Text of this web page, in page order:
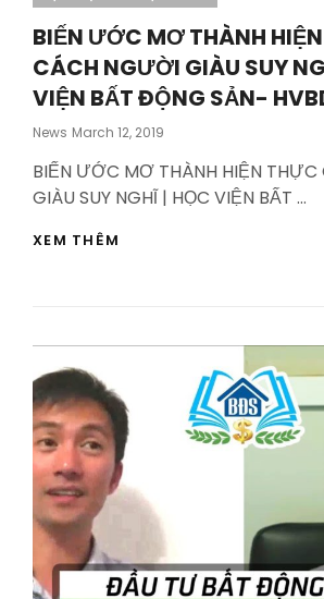
BIẾN ƯỚC MƠ THÀNH
CÁCH NGƯỜI GIÀU SUY
VIỆN BẤT ĐỘNG SẢN-
News Posted
March 12, 2019
BIẾN ƯỚC MƠ THÀNH HIỆN
GIÀU SUY NGHĨ | HỌC VIỆN BẤT …
XEM THÊM
GIÀU
SUY
NGHĨ
|
HỌC
VIỆN
SẢN-
HVBDS.COM